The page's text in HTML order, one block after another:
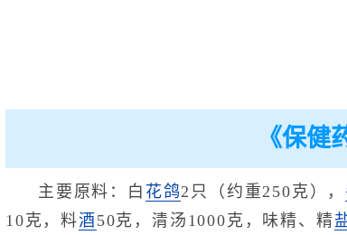
《保健
主要原料：白 花鸽2只（约重250克），
10克，料酒 50克，清汤1000克，味精、精